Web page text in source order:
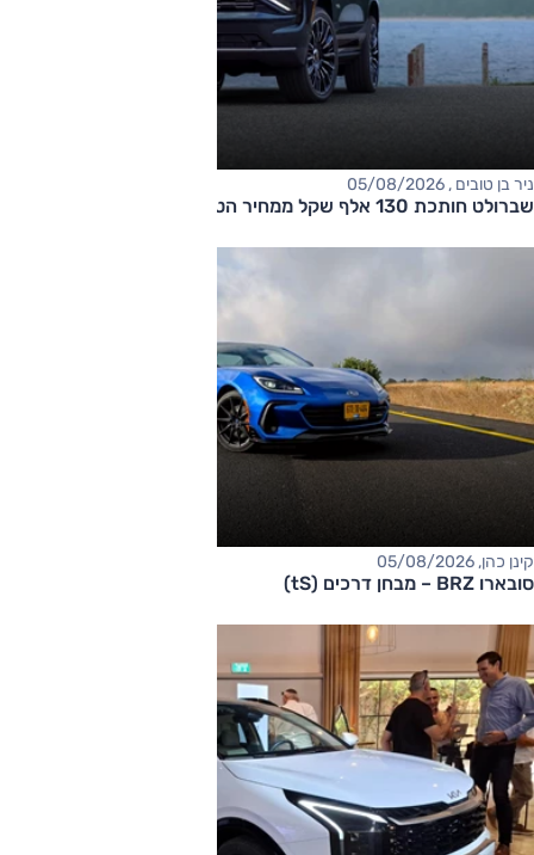
ניר בן טובים , 05/08/2026
שברולט חותכת 130 אלף שקל ממחיר הטאהו
קינן כהן, 05/08/2026
סובארו BRZ – מבחן דרכים (tS)